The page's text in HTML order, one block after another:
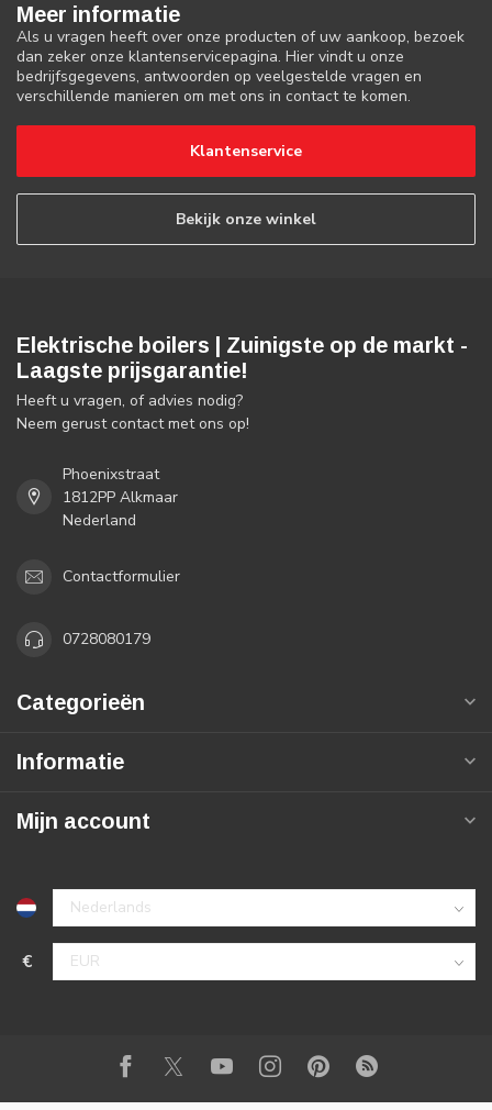
Meer informatie
Als u vragen heeft over onze producten of uw aankoop, bezoek
dan zeker onze klantenservicepagina. Hier vindt u onze
bedrijfsgegevens, antwoorden op veelgestelde vragen en
verschillende manieren om met ons in contact te komen.
Klantenservice
Bekijk onze winkel
Elektrische boilers | Zuinigste op de markt -
Laagste prijsgarantie!
Heeft u vragen, of advies nodig?
Neem gerust contact met ons op!
Phoenixstraat
1812PP Alkmaar
Nederland
Contactformulier
0728080179
Categorieën
Informatie
Mijn account
€